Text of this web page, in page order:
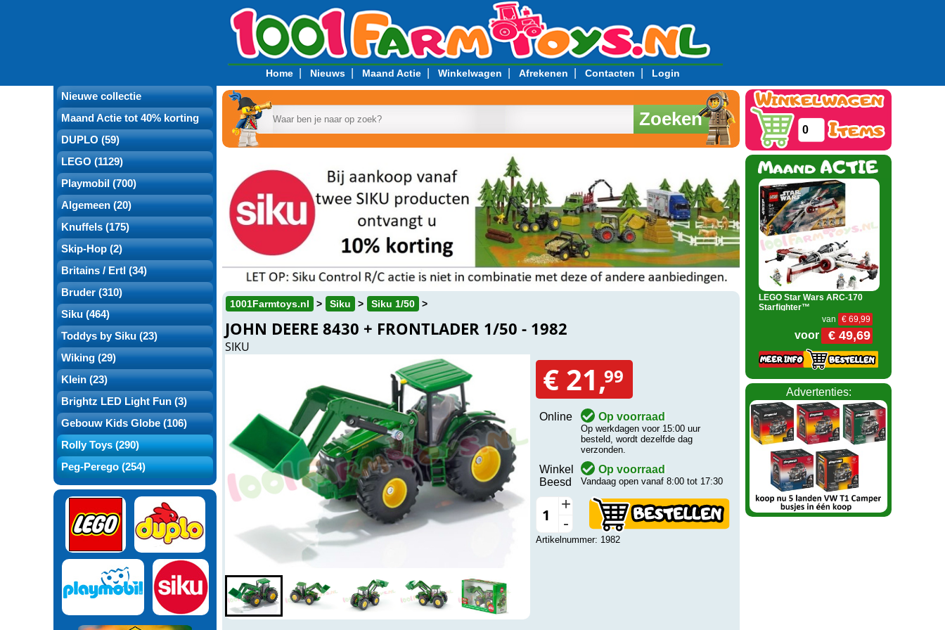
Home| Nieuws| Maand Actie| Winkelwagen Afrekenen Contacten Login
Nieuwe collectie
Maand Actie tot 40% korting
DUPLO (59)
LEGO (1129)
Playmobil (700)
Algemeen (20)
Knuffels (175)
Skip-Hop (2)
Britains / Ertl (34)
Bruder (310)
Siku (464)
Toddys by Siku (23)
Wiking (29)
Klein (23)
Brightz LED Light Fun (3)
Gebouw Kids Globe (106)
Rolly Toys (290)
Peg-Perego (254)
Zoeken
1001Farmtoys.nl Siku Siku 1/50
JOHN DEERE 8430 + FRONTLADER 1/50 - 1982
SIKU
€ 21,99
Online Op voorraad
Op werkdagen voor 15:00 uur
besteld, wordt dezelfde dag
verzonden.
Winkel
Beesd
Op voorraad
Vandaag open vanaf 8:00 tot 17:30
+
-
Artikelnummer: 1982
0
LEGO Star Wars ARC-170
Starfighter™
€ 69,99
van
€ 49,69
voor
Advertenties: